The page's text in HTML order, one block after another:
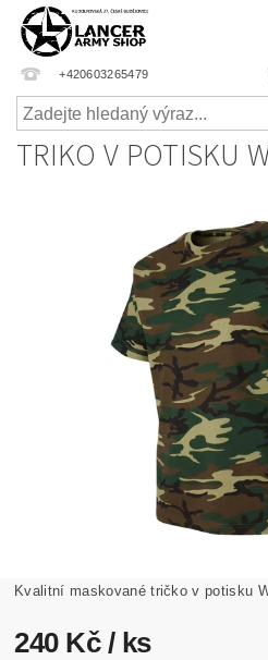
+420603265479
TRIKO V POTISKU
Kvalitní maskované tričko v potisku
240 Kč / ks